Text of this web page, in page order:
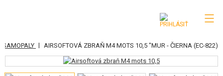
KATEGÓRIE
AIRSOFTOVÉ ZBRANE
SAMOPALY | AIRSOFTOVÁ ZBRAŇ M4 MOTS 10,5 "MUR - ČIERNA (EC-822)